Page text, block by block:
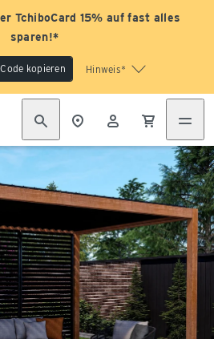
TchiboCard 15% auf fast alles
sparen!*
Code kopieren Hinweis*